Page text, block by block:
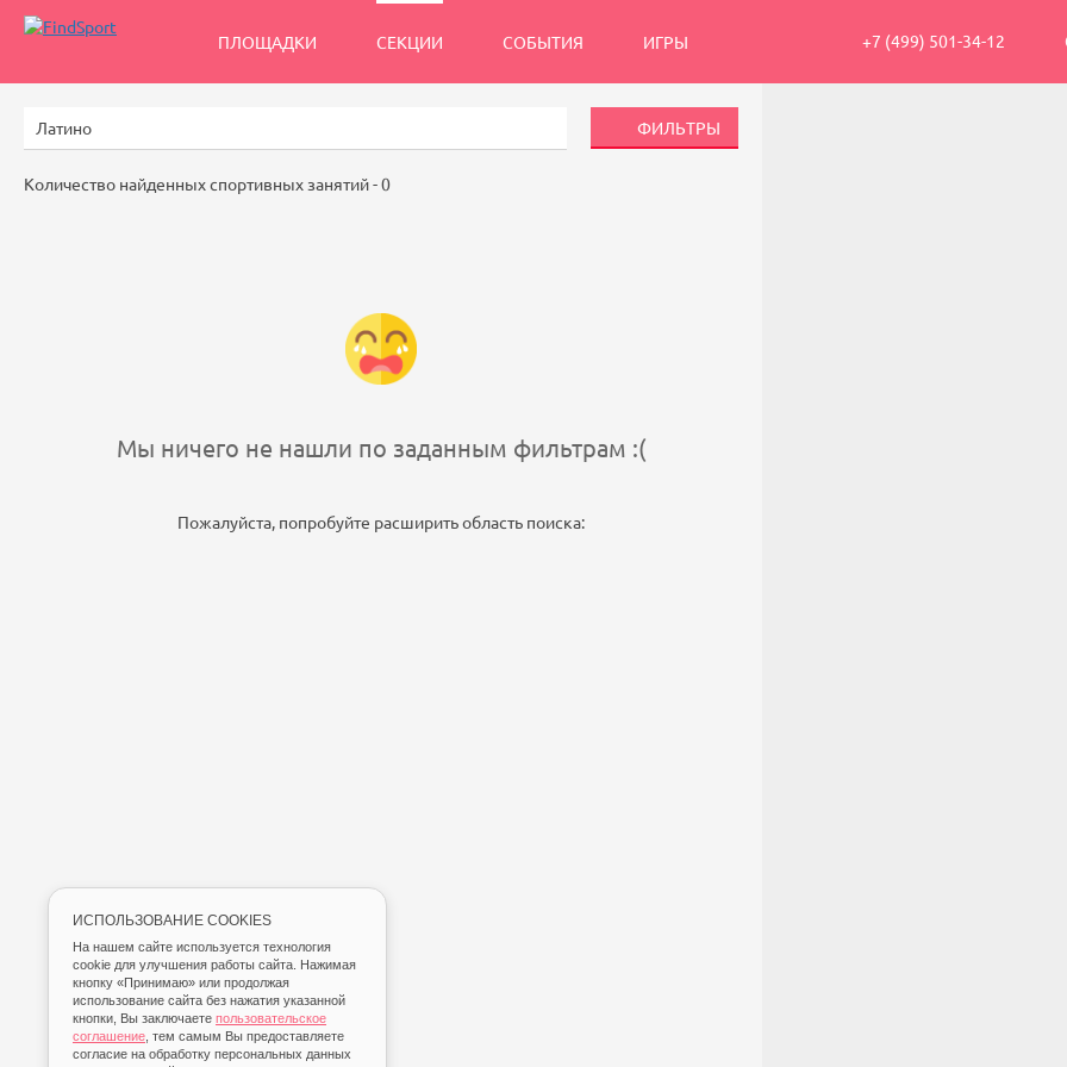
ИСПОЛЬЗОВАНИЕ COOKIES
На нашем сайте используется технология
cookie для улучшения работы сайта. Нажимая
кнопку «Принимаю» или продолжая
использование сайта без нажатия указанной
кнопки, Вы заключаете пользовательское
соглашение , тем самым Вы предоставляете
согласие на обработку персональных данных
ПЛОЩАДКИ СЕКЦИИ СОБЫТИЯ ИГРЫ +7 (499) 501-34-12
ФИЛЬТРЫ
Количество найденных спортивных занятий -0
Мы ничего не нашли по заданным фильтрам :(
Пожалуйста, попробуйте расширить область поиска: